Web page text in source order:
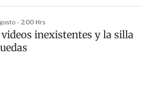
- 2:00 Hrs
inexistentes y la silla